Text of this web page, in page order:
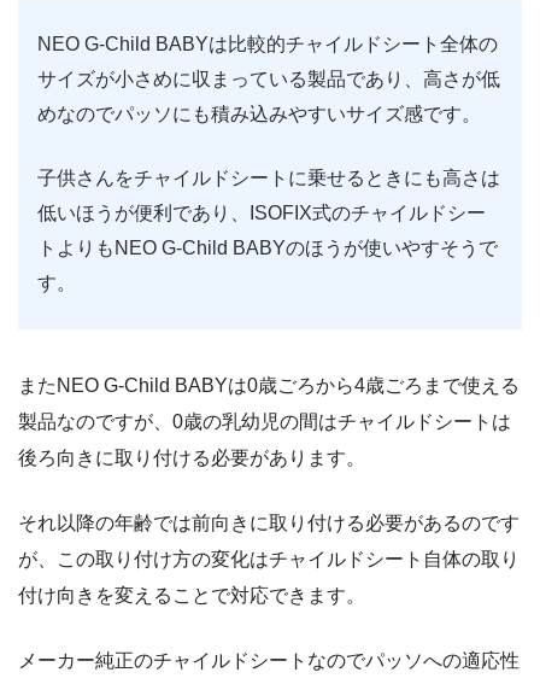
NEO G-Child BABYは比較的チャイルドシート全体の
サイズが小さめに収まっている製品であり、高さが低
めなのでパッソにも積み込みやすいサイズ感です。
子供さんをチャイルドシートに乗せるときにも高さは
低いほうが便利であり、ISOFIX式のチャイルドシー
トよりもNEO G-Child BABYのほうが使いやすそうで
す。
またNEO G-Child BABYは0歳ごろから4歳ごろまで使える
製品なのですが、0歳の乳幼児の間はチャイルドシートは
後ろ向きに取り付ける必要があります。
それ以降の年齢では前向きに取り付ける必要があるのです
が、この取り付け方の変化はチャイルドシート自体の取り
付け向きを変えることで対応できます。
メーカー純正のチャイルドシートなのでパッソへの適応性